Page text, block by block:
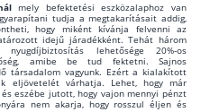
mely befektetési eszközalaphoz van
tudja a megtakarításait addig,
hogy miként kívánja felvenni az
idejű járadékként. Tehát három
lehetősége 20%-os
amibe be tud fektetni. Sajnos
társadalom vagyunk. Ezért a kialakított
eljövetelét várhatja. Lehet, hogy már
eszébe jutott, hogy vajon mennyi pénzt
nem akarja, hogy rosszul éljen és